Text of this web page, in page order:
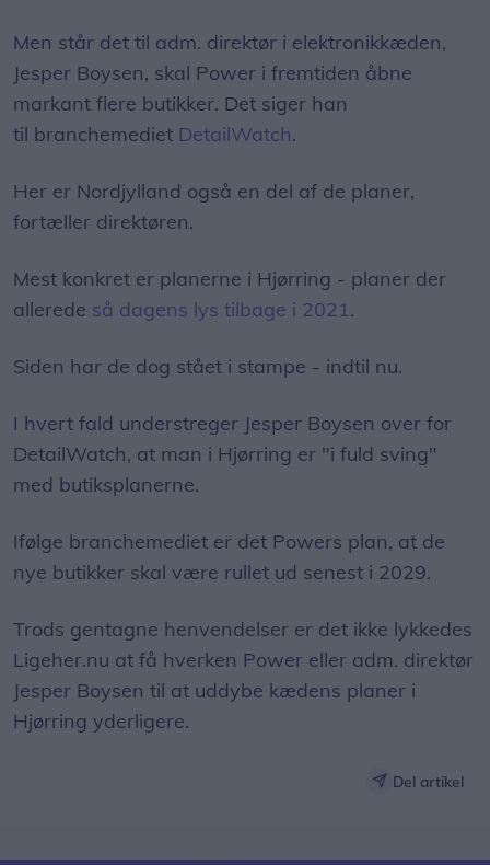
Men står det til adm. direktør i elektronikkæden,
Jesper Boysen, skal Power i fremtiden åbne
markant flere butikker. Det siger han
til branchemediet DetailWatch.
Her er Nordjylland også en del af de planer,
fortæller direktøren.
Mest konkret er planerne i Hjørring - planer der
allerede så dagens lys tilbage i 2021.
Siden har de dog stået i stampe - indtil nu.
I hvert fald understreger Jesper Boysen over for
DetailWatch, at man i Hjørring er "i fuld sving"
med butiksplanerne.
Ifølge branchemediet er det Powers plan, at de
nye butikker skal være rullet ud senest i 2029.
Trods gentagne henvendelser er det ikke lykkedes
Ligeher.nu at få hverken Power eller adm. direktør
Jesper Boysen til at uddybe kædens planer i
Hjørring yderligere.
Del artikel